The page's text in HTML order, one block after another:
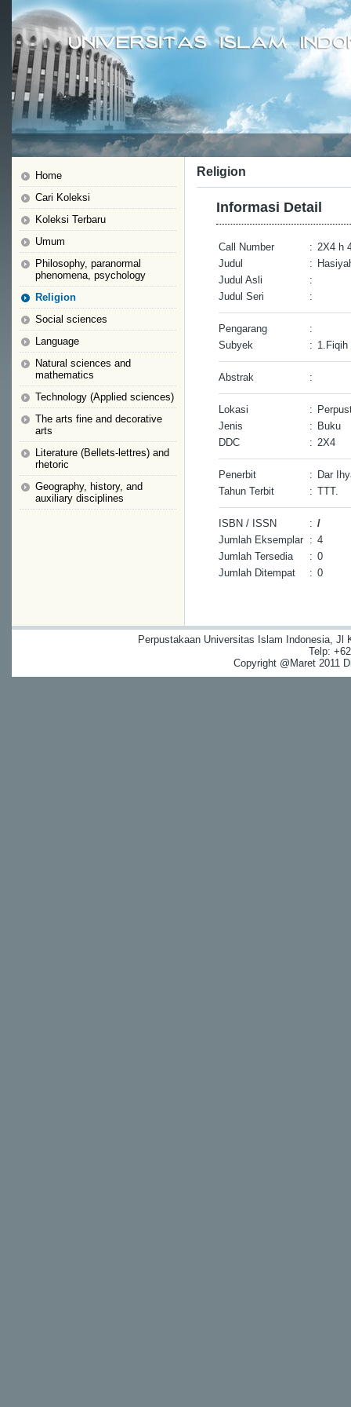
Home
Cari Koleksi
Koleksi Terbaru
Umum
Philosophy, paranormal
phenomena, psychology
Religion
Social sciences
Language
Natural sciences and
mathematics
Technology (Applied sciences)
The arts fine and decorative
arts
Literature (Bellets-lettres) and
rhetoric
Geography, history, and
auxiliary disciplines
Religion
Informasi Detail
Call Number : 2X4 h
Judul
:
Judul Asli
:
Judul Seri
:
Pengarang
:
Subyek
: 1.Fiqih
Abstrak :
Lokasi :
Jenis
: Buku
DDC
: 2X4
Penerbit : Dar
Tahun Terbit
: TTT.
ISBN / ISSN : /
Jumlah Eksemplar : 4
Jumlah Tersedia
: 0
Jumlah Ditempat
: 0
Perpustakaan Universitas Islam Indonesia, Jl
Telp:
Copyright @Maret 2011